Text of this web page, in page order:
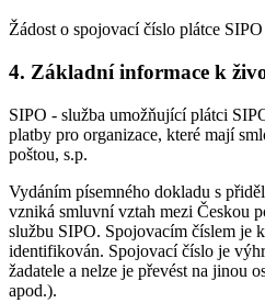
Žádost o spojovací číslo plátce SIPO
4. Základní informace k
SIPO - služba umožňující plátci
platby pro organizace, které mají
poštou, s.p.
Vydáním písemného dokladu s
vzniká smluvní vztah mezi Českou
službu SIPO. Spojovacím číslem je
identifikován. Spojovací číslo je
žadatele a nelze je převést na jinou
apod.).